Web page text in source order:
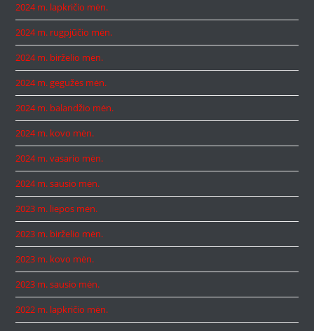
2024 m. lapkričio mėn.
2024 m. rugpjūčio mėn.
2024 m. birželio mėn.
2024 m. gegužės mėn.
2024 m. balandžio mėn.
2024 m. kovo mėn.
2024 m. vasario mėn.
2024 m. sausio mėn.
2023 m. liepos mėn.
2023 m. birželio mėn.
2023 m. kovo mėn.
2023 m. sausio mėn.
2022 m. lapkričio mėn.